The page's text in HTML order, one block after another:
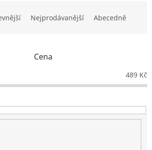
Nejprodávanější Abecedně
Cena
489 Kč